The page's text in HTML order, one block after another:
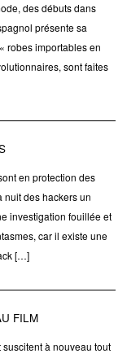
des débuts dans
présente sa
robes importables en
sont faites
en protection des
nuit des hackers un
investigation fouillée et
car il existe une
[…]
FILM
à nouveau tout